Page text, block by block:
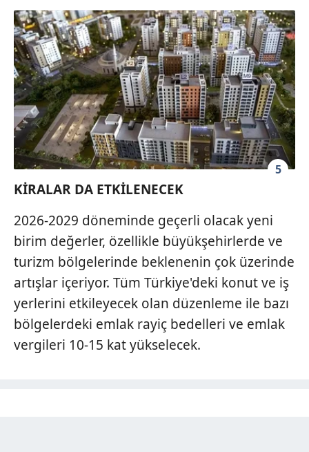
5
KİRALAR DA ETKİLENECEK
2026-2029 döneminde geçerli olacak yeni
birim değerler, özellikle büyükşehirlerde ve
turizm bölgelerinde beklenenin çok üzerinde
artışlar içeriyor. Tüm Türkiye'deki konut ve iş
yerlerini etkileyecek olan düzenleme ile bazı
bölgelerdeki emlak rayiç bedelleri ve emlak
vergileri 10-15 kat yükselecek.